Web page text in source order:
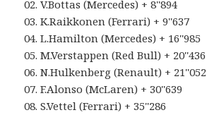
02. V.Bottas (Mercedes) + 8''894
03. K.Raikkonen (Ferrari) + 9''637
04. L.Hamilton (Mercedes) + 16''985
05. M.Verstappen (Red Bull) + 20''436
06. N.Hulkenberg (Renault) + 21''052
07. F.Alonso (McLaren) + 30''639
08. S.Vettel (Ferrari) + 35''286